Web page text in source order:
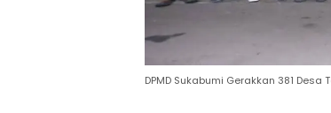
DPMD Sukabumi Gerakkan 381 Desa